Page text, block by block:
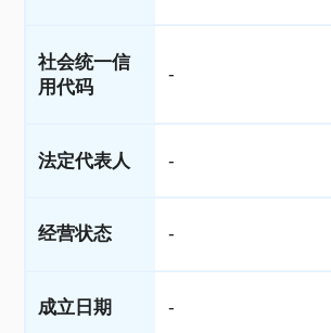
社会统一信
用代码
-
法定代表人 -
经营状态 -
成立日期 -